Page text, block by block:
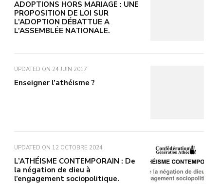
ADOPTIONS HORS MARIAGE : UNE
PROPOSITION DE LOI SUR
L’ADOPTION DÉBATTUE A
L’ASSEMBLÉE NATIONALE.
UPDATED ON 24 JUIN 2017
Enseigner l’athéisme ?
UPDATED ON 12 OCTOBRE 2024
L’ATHÉISME CONTEMPORAIN : De
la négation de dieu à
l’engagement sociopolitique.